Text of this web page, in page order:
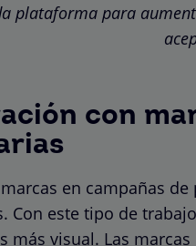
plataforma para
con
en campañas
Con este tipo de
más visual. Las